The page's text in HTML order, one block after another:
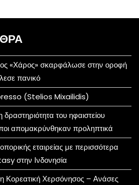
«Χάρος» σκαρφάλωσε στην οροφή
πανικό
(Stelios Mixailidis)
του ηφαιστείου
απομακρύνθηκαν προληπτικά
εταιρείας με περισσότερα
στην Ινδονησία
Κορεατική Χερσόνησος – Ανάσες